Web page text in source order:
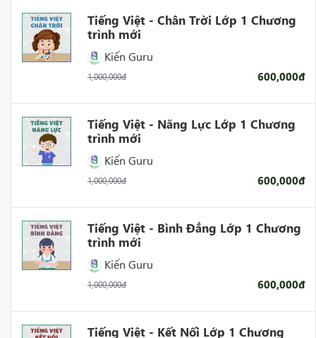
Tiếng Việt - Chân Trời Lớp 1 Chương
trình mới
Kiến Guru
1,000,000đ 600,000đ
Tiếng Việt - Năng Lực Lớp 1 Chương
trình mới
Kiến Guru
1,000,000đ 600,000đ
Tiếng Việt - Bình Đẳng Lớp 1 Chương
trình mới
Kiến Guru
1,000,000đ 600,000đ
Tiếng Việt - Kết Nối Lớp 1 Chương